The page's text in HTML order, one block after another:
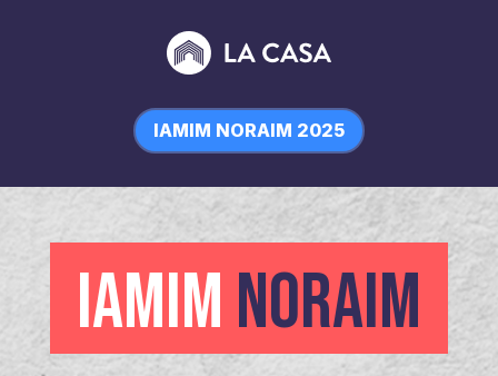
IAMIM NORAIM 2025
IAMIM NORAIM